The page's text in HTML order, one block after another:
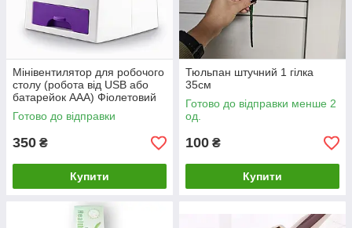
Мінівентилятор для робочого
столу (робота від USB або
батарейок ААА) Фіолетовий
Готово до відправки
350 ₴
Купити
Тюльпан штучний 1 гілка
35см
Готово до відправки менше 2
од.
100 ₴
Купити